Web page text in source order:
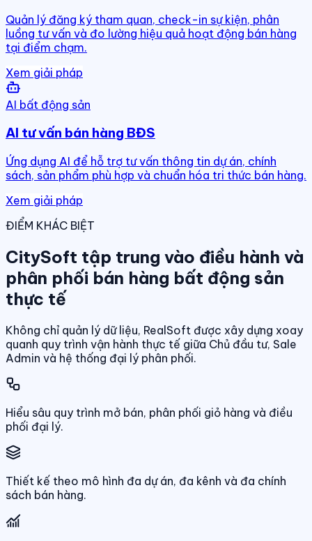
Quản lý đăng ký tham quan, check-in sự kiện, phân
luồng tư vấn và đo lường hiệu quả hoạt động bán hàng
tại điểm chạm.
Xem giải pháp
AI bất động sản
AI tư vấn bán hàng BĐS
Ứng dụng AI để hỗ trợ tư vấn thông tin dự án, chính
sách, sản phẩm phù hợp và chuẩn hóa tri thức bán hàng.
Xem giải pháp
ĐIỂM KHÁC BIỆT
CitySoft tập trung vào điều hành và
phân phối bán hàng bất động sản
thực tế
Không chỉ quản lý dữ liệu, RealSoft được xây dựng xoay
quanh quy trình vận hành thực tế giữa Chủ đầu tư, Sale
Admin và hệ thống đại lý phân phối.
Hiểu sâu quy trình mở bán, phân phối giỏ hàng và điều
phối đại lý.
Thiết kế theo mô hình đa dự án, đa kênh và đa chính
sách bán hàng.